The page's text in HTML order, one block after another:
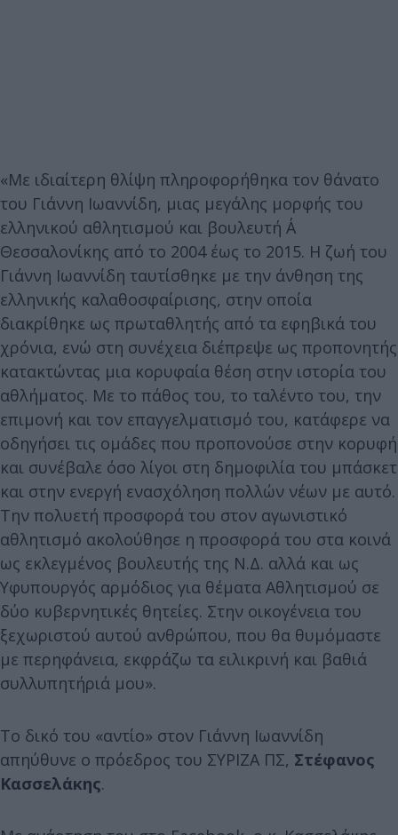
«Με ιδιαίτερη θλίψη πληροφορήθηκα τον θάνατο
του Γιάννη Ιωαννίδη, μιας μεγάλης μορφής του
ελληνικού αθλητισμού και βουλευτή Α΄
Θεσσαλονίκης από το 2004 έως το 2015. Η ζωή του
Γιάννη Ιωαννίδη ταυτίσθηκε με την άνθηση της
ελληνικής καλαθοσφαίρισης, στην οποία
διακρίθηκε ως πρωταθλητής από τα εφηβικά του
χρόνια, ενώ στη συνέχεια διέπρεψε ως προπονητής
κατακτώντας μια κορυφαία θέση στην ιστορία του
αθλήματος. Με το πάθος του, το ταλέντο του, την
επιμονή και τον επαγγελματισμό του, κατάφερε να
οδηγήσει τις ομάδες που προπονούσε στην κορυφή
και συνέβαλε όσο λίγοι στη δημοφιλία του μπάσκετ
και στην ενεργή ενασχόληση πολλών νέων με αυτό.
Την πολυετή προσφορά του στον αγωνιστικό
αθλητισμό ακολούθησε η προσφορά του στα κοινά
ως εκλεγμένος βουλευτής της Ν.Δ. αλλά και ως
Υφυπουργός αρμόδιος για θέματα Αθλητισμού σε
δύο κυβερνητικές θητείες. Στην οικογένεια του
ξεχωριστού αυτού ανθρώπου, που θα θυμόμαστε
με περηφάνεια, εκφράζω τα ειλικρινή και βαθιά
συλλυπητήριά μου».
Το δικό του «αντίο» στον Γιάννη Ιωαννίδη
απηύθυνε ο πρόεδρος του ΣΥΡΙΖΑ ΠΣ, Στέφανος
Κασσελάκης.